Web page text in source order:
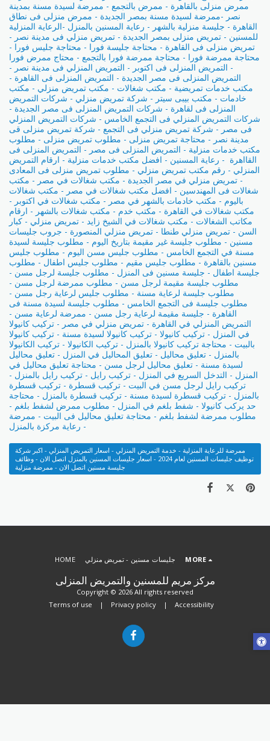
ممرض منزلى بالقاهرة - ممرض بالتجمع - ممرضة لسيدة مسنة بمدينة
نصر -ممرضة لسيدة مسنة بمصر الجديدة - ممرض منزلى فى نطاق
القاهرة - جليسة منزلية بالشهر - رعاية المسنين بالمنزل -الرعاية المنزلية
للمسنين - تمريض منزلى بمصر الجديدة - تمريض منزلي فى مدينة نصر -
تمريض منزلى فى القاهرة - محتاجة جليسة فورا - محتاجة جليس فورا -
محتاجة ممرضة فورا - محتاجة ممرضة فورا بالتجمع - محتاج ممرض فورا
- التمريض المنزلى فى اكتوبر - التمريض المنزلي فى مدينة نصر -
التمريض المنزلى فى مصر الجديدة - التمريض المنزلى فى القاهرة -
مكتب خدمات تمريضية - مكتب شغالات - مكتب تمريض منزلي - مكتب
خادمات - مكتب بيبى سيتر - شركة تمريض منزلي - شركات التمريض
المنزلى فى لقاهرة - شركات التمريض المنزلى فى مصر الجديدة -
شركات التمريض المنزلي فى التجمع الخامس - شركات التمريض المنزلي
فى مصر - شركة تمريض منزلي فى التجمع - شركة تمريض منزلى قى
مدينة نصر - محتاجة تمريض منزلى - مطلوب تمريض منزلى - مطلوب
مكتب خدمات منزلية - التمريض المنزلى فى مصر - التمريض المنزلى فى
القااهرة - رعاية المسنين - افضل مكتب خدمات منزلية - ارقام التمريض
المنزلي - رقم مكتب تمريض منزلي - مطلوب تمريض منزلى فى المعادى
- تمريض منزلي في مصر الجديدة - مكتب شغالات في مصر - مكتب
شغالات فى المهندسين - افضل مكتب شغالات في مصر - مكتب شغالات
باليوم - مكتب خادمات بالشهر في مصر - مكتب شغالات في اكتوبر -
مكتب شغالات في القاهرة - مكتب خدم - مكتب شغالات بالشهر - ارقام
مكاتب الشغالات - مكتب شغالات في الشيخ زايد - تمريض منزلي - كبار
السن - تمريض منزلي طنطا - تمريض منزلي المنصورة - جروب جليسات
مسنين - مطلوب جليسة غير مقيمة بتاريخ اليوم - مطلوب جليسة لسيدة
مسنة في التجمع الخامس - مطلوب جليس مسن اليوم - مطلوب جليس
مسنين بالقاهرة - مطلوب جليس مقيم - مطلوب جليس اطفال - مطلوب
جليسة اطفال - جليسة مسنين فى المنزل - مطلوب جليسة لرجل مسن -
مطلوب جليسة مقيمة لرجل مسن - مطلوب ممرضة لرجل مسن -
مطلوب جليسة لرعاية مسنة - مطلوب جليس لرعاية رجل مسن -
مطلوب جليسة فى التجمع الخامس - مطلوب جليسة لسيدة مسنة فى
القاهرة - جليسة مقيمة لرعاية رجل مسن - ممرضة لرعاية مسن -
التمريض المنزلي في القاهرة - تمريض منزلي في مصر - تركيب كانيولا
في المنزل - تركيب كانيولا - تركيب كانيولا لسيدة مسنة - تركيب كانيولا
بالبيت - محتاجة تركيب كانيولا بالمنزل - تركيب الكانيولا - تركيب الكانيولا
بالمنزل - تعليق محاليل - تعليق المحاليل في المنزل - تعليق محاليل
لسيدة مسنة - تعليق محاليل لرجل مسن - محتاجة تعليق محاليل في
المنزل - التدخل السريع في المنزل - تركيب رايل - تركيب رايل بالمنزل -
تركيب رايل لرجل مسن في البيت - تركيب قسطرة - تركيب قسطرة
بالمنزل - تركيب قسطرة لسيدة مسنة - تركيب قسطرة بالمنزل - محتاجة
حد يركب كانيولا - شفط بلغم في المنزل - مطلوب ممرض لشفط بلغم -
مطلوب ممرضة لشفط بلغم - محتاجة تعليق محاليل فى البيت - ممرضة
رعاية مركزة بالمنزل -
ممرضة للرعاية المنزلية - خدمة التمريض المنزلي - اسعار التمريض المنزلي - اكبر شركة
توظيف جليسات المسنين لعام 2024 - اسعار جليسات المسنين بالمنزل اتصل الان - وظائف
جليسة مسنين اتصل الان - ممرضة منزلية
مركز مريم للمسنين والتمريض المنزلى
Copyright © 2026 All rights reserved
Terms of use | Privacy policy | Accessibility
HOME جليسات مسنين - تمريض منزلي MORE